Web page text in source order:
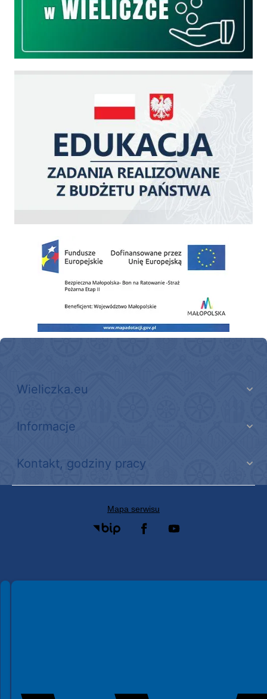
Zakup fabrycznie nowego, średniego samochodu ratowniczo-gaśniczego z
Wieliczka.eu
Informacje
Kontakt, godziny pracy
Mapa serwisu
Spełniamy standardy WCAG 2.2
Spełniamy standardy W3C